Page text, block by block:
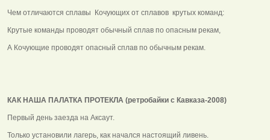
Чем отличаются сплавы Кочующих от сплавов крутых команд:
Крутые команды проводят обычный сплав по опасным рекам,
А Кочующие проводят опасный сплав по обычным рекам.
КАК НАША ПАЛАТКА ПРОТЕКЛА (ретробайки с Кавказа-2008)
Первый день заезда на Аксаут.
Только установили лагерь, как начался настоящий ливень.